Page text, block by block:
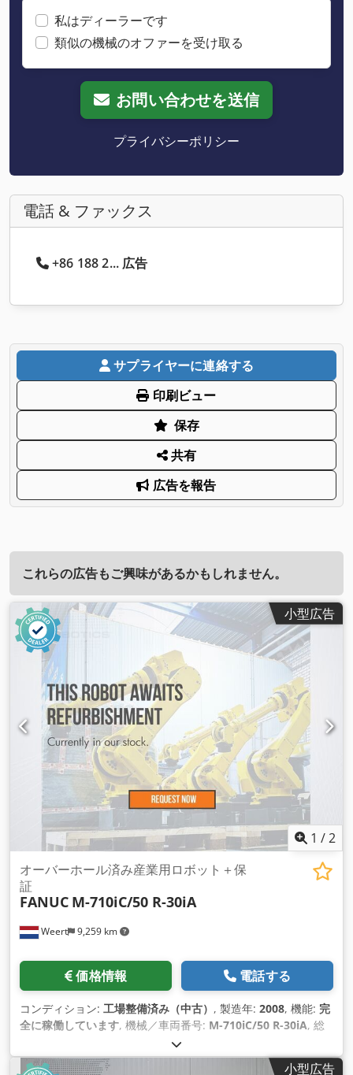
私はディーラーです
類似の機械のオファーを受け取る
お問い合わせを送信
プライバシーポリシー
電話 & ファックス
+86 188 2... 広告
サプライヤーに連絡する
印刷ビュー
保存
共有
広告を報告
これらの広告もご興味があるかもしれません。
小型広告
1 /2
Weert 9,259 km
オーバーホール済み産業用ロボット＋保
証
FANUC M-710iC/50 R-30iA
価格情報 電話する
コンディション: 工場整備済み（中古） , 製造年: 2008, 機能: 完
全に稼働しています, 機械／車両番号: M-710iC/50 R-30iA, 総
, 積載能力:
アームリーチ:2,050 mm, コントローラーメーカー:Fanuc, コ
小型広告